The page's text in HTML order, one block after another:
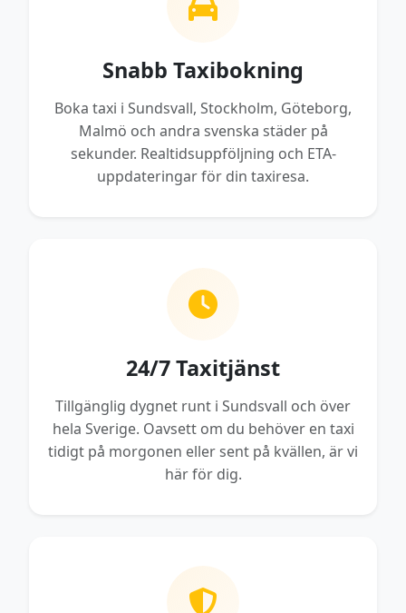
Snabb Taxibokning
Boka taxi i Sundsvall, Stockholm, Göteborg,
Malmö och andra svenska städer på
sekunder. Realtidsuppföljning och ETA-
uppdateringar för din taxiresa.
24/7 Taxitjänst
Tillgänglig dygnet runt i Sundsvall och över
hela Sverige. Oavsett om du behöver en taxi
tidigt på morgonen eller sent på kvällen, är vi
här för dig.